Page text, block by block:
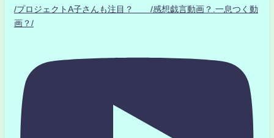
/プロジェクトA子さんも注目？ /感想戯言動画？.一息つく動
画？/